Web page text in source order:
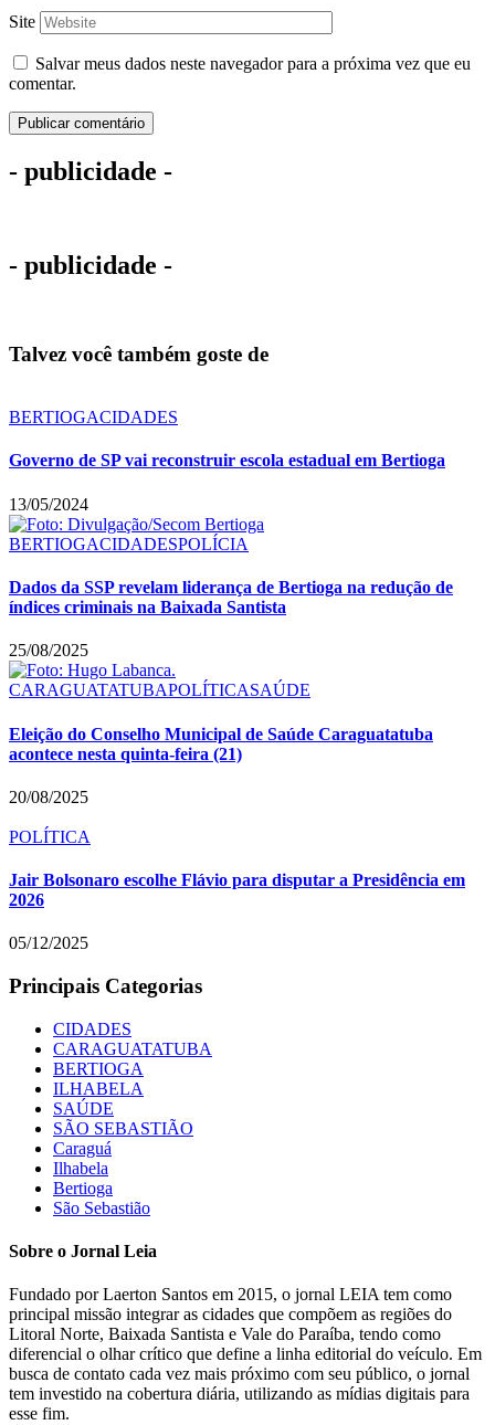
Site
Salvar meus dados neste navegador para a próxima vez que eu
comentar.
- publicidade -
- publicidade -
Talvez você também goste de
BERTIOGACIDADES
Governo de SP vai reconstruir escola estadual em Bertioga
13/05/2024
BERTIOGACIDADESPOLÍCIA
Dados da SSP revelam liderança de Bertioga na redução de
índices criminais na Baixada Santista
25/08/2025
CARAGUATATUBAPOLÍTICASAÚDE
Eleição do Conselho Municipal de Saúde Caraguatatuba
acontece nesta quinta-feira (21)
20/08/2025
POLÍTICA
Jair Bolsonaro escolhe Flávio para disputar a Presidência em
2026
05/12/2025
Principais Categorias
CIDADES
CARAGUATATUBA
BERTIOGA
ILHABELA
SAÚDE
SÃO SEBASTIÃO
Caraguá
Ilhabela
Bertioga
São Sebastião
Sobre o Jornal Leia
Fundado por Laerton Santos em 2015, o jornal LEIA tem como
principal missão integrar as cidades que compõem as regiões do
Litoral Norte, Baixada Santista e Vale do Paraíba, tendo como
diferencial o olhar crítico que define a linha editorial do veículo. Em
busca de contato cada vez mais próximo com seu público, o jornal
tem investido na cobertura diária, utilizando as mídias digitais para
esse fim.